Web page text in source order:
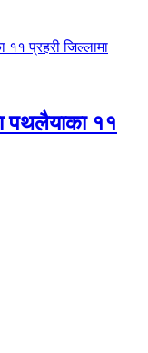
पथलैयाका ११